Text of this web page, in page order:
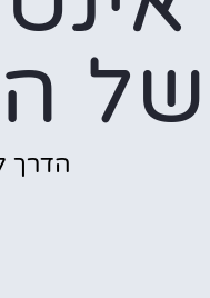
של
הדרך